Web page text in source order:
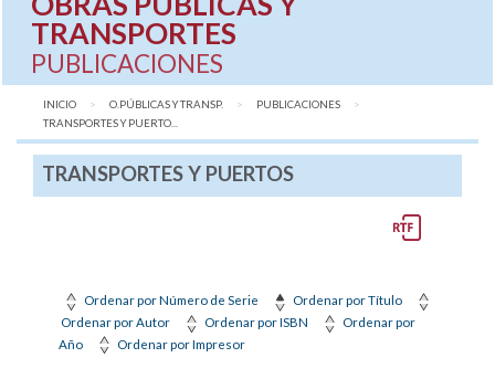
TRANSPORTES
PUBLICACIONES
INICIO O.PÚBLICAS Y TRANSP.
PUBLICACIONES
AQUÍ:
TRANSPORTES Y PUERTO...
TRANSPORTES Y PUERTOS
Ordenar por Número de Serie
Ordenar por Título
Ordenar por Autor
Ordenar por ISBN
Ordenar por
Año
Ordenar por Impresor